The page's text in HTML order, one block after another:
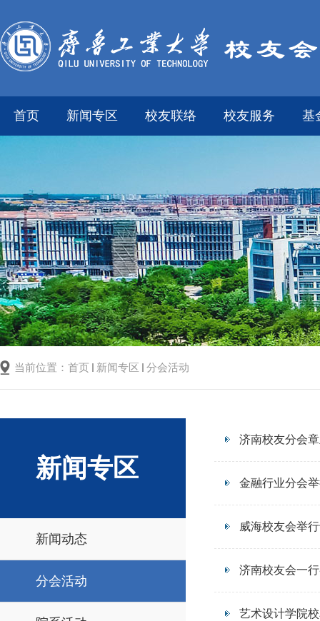
首页 新闻专区 校友联络 校友服务 基
当前位置： 首页 新闻专区 分会活动
新闻专区
新闻动态
分会活动
济南校友分会
金融行业分会
威海校友会举
济南校友会一
艺术设计学院